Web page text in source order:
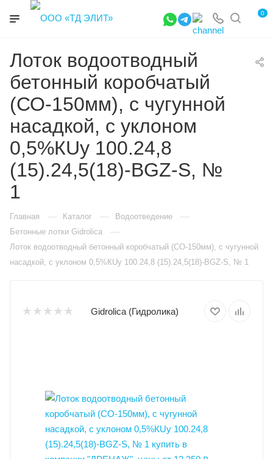
0
Лоток водоотводный
бетонный коробчатый
(СО-150мм), с чугунной
насадкой, с уклоном
0,5%КUу 100.24,8
(15).24,5(18)-BGZ-S, №
1
Главная — Каталог — Водоотведение —
Бетонные лотки Gidrolica —
Лоток водоотводный бетонный коробчатый (СО-150мм), с чугунной
насадкой, с уклоном 0,5%КUу 100.24,8 (15).24,5(18)-BGZ-S, № 1
Gidrolica (Гидролика)